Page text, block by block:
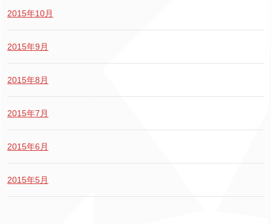
2015年10月
2015年9月
2015年8月
2015年7月
2015年6月
2015年5月